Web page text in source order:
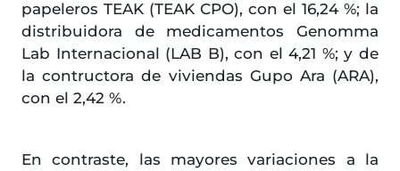
papeleros TEAK (TEAK CPO), con el 16,24 %; la
distribuidora de medicamentos Genomma
Lab Internacional (LAB B), con el 4,21 %; y de
la contructora de viviendas Gupo Ara (ARA),
con el 2,42 %.
En contraste, las mayores variaciones a la